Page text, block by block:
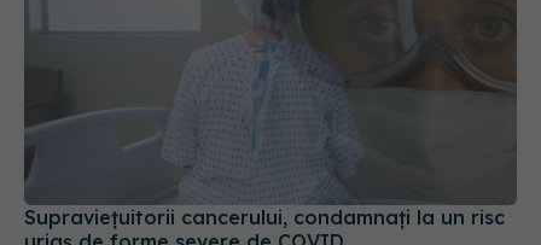
Supraviețuitorii cancerului, condamnați la un risc
uriaș de forme severe de COVID
19 iul 2025, 13:30